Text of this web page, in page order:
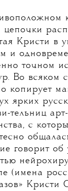
цепочки
Кристи в
и
точном
Во всяком
копирует
ярких
тельниц арт-
с
говорит об
(имена
Кристи